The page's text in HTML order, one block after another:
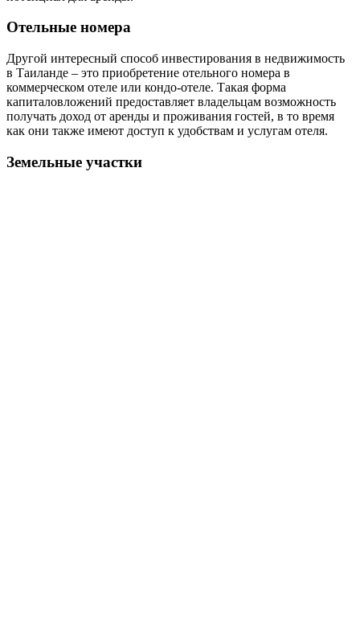
Отельные номера
Другой интересный способ инвестирования в недвижимость
в Таиланде – это приобретение отельного номера в
коммерческом отеле или кондо-отеле. Такая форма
капиталовложений предоставляет владельцам возможность
получать доход от аренды и проживания гостей, в то время
как они также имеют доступ к удобствам и услугам отеля.
Земельные участки